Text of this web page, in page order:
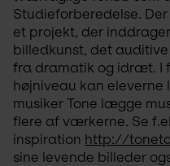
Studieforberedelse.
et projekt, der
billedkunst, det
fra dramatik og idræt. I
højniveau kan eleverne
musiker Tone lægge
flere af værkerne. Se
inspiration http://